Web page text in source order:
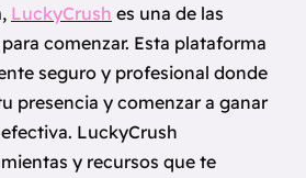
LuckyCrush es una de las
comenzar. Esta plataforma
seguro y profesional donde
presencia y comenzar a ganar
LuckyCrush
y recursos que te